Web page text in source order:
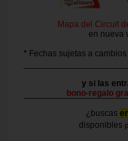
Mapa del Circuit
en nueva
*Fechas sujetas a cambios
y si las
bono-regalo
¿buscas
disponibles